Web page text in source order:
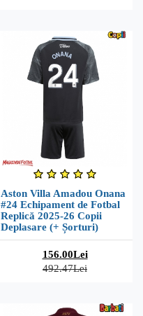
Aston Villa Amadou Onana
#24 Echipament de Fotbal
Replică 2025-26 Copii
Deplasare (+ Șorturi)
156.00Lei
492.47Lei